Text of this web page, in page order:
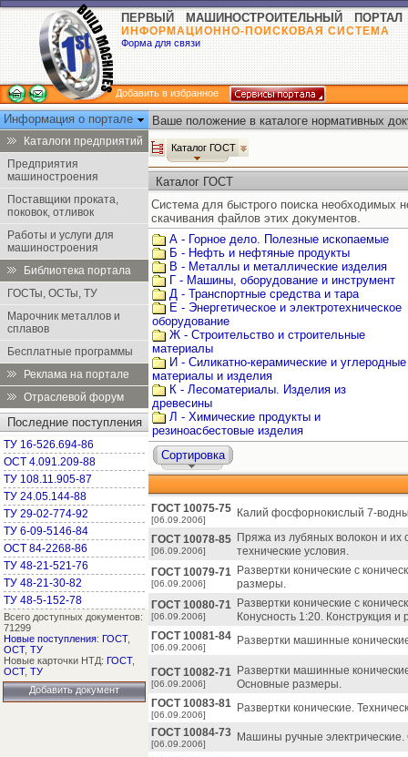
ПЕРВЫЙ МАШИНОСТРОИТЕЛЬНЫЙ ПОРТАЛ
ИНФОРМАЦИОННО-ПОИСКОВАЯ СИСТЕМА
Форма для связи
Добавить в избранное
Информация о портале
Каталоги предприятий
Предприятия
машиностроения
Поставщики проката,
поковок, отливок
Работы и услуги для
машиностроения
Библиотека портала
ГОСТы, ОСТы, ТУ
Марочник металлов и
сплавов
Бесплатные программы
Реклама на портале
Отраслевой форум
Последние поступления
ТУ 16-526.694-86
ОСТ 4.091.209-88
ТУ 108.11.905-87
ТУ 24.05.144-88
ТУ 29-02-774-92
ТУ 6-09-5146-84
ОСТ 84-2268-86
ТУ 48-21-521-76
ТУ 48-21-30-82
ТУ 48-5-152-78
Всего доступных документов:
71299
Новые поступления: ГОСТ,
ОСТ, ТУ
Новые карточки НТД: ГОСТ,
ОСТ, ТУ
Добавить документ
Ваше положение в каталоге нормативных
Каталог ГОСТ
Каталог ГОСТ
Система для быстрого поиска необходимых
скачивания файлов этих документов.
А - Горное дело. Полезные ископаемые
Б - Нефть и нефтяные продукты
В - Металлы и металлические изделия
Г - Машины, оборудование и инструмент
Д - Транспортные средства и тара
Е - Энергетическое и электротехническое
оборудование
Ж - Строительство и строительные
материалы
И - Силикатно-керамические и углеродные
материалы и изделия
К - Лесоматериалы. Изделия из
древесины
Л - Химические продукты и
резиноасбестовые изделия
Сортировка
ГОСТ 10075-75
[06.09.2006]
Калий фосфорнокислый 7-
ГОСТ 10078-85
[06.09.2006]
Пряжа из лубяных волокон и
технические условия.
ГОСТ 10079-71
[06.09.2006]
Развертки конические с
размеры.
ГОСТ 10080-71
[06.09.2006]
Развертки конические с
Конусность 1:20. Конструкция и
ГОСТ 10081-84
[06.09.2006]
Развертки машинные
ГОСТ 10082-71
[06.09.2006]
Развертки машинные
Основные размеры.
ГОСТ 10083-81
[06.09.2006]
Развертки конические.
ГОСТ 10084-73
[06.09.2006]
Машины ручные